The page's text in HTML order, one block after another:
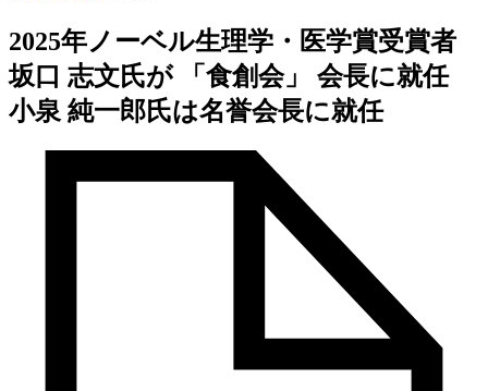
2025年ノーベル生理学・医学賞受賞者
坂口 志文氏が 「食創会」 会長に就任
小泉 純一郎氏は名誉会長に就任